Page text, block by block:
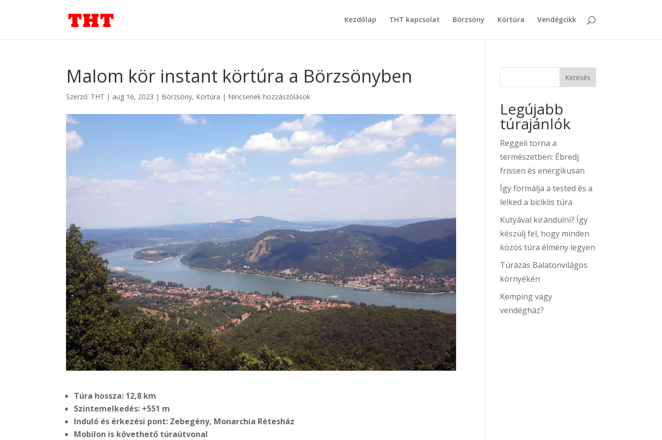
Kezdőlap THT kapcsolat Börzsöny Körtúra Vendégcikk
Malom kör instant körtúra a Börzsönyben
Szerző: THT | aug 16, 2023 | Börzsöny, Körtúra | Nincsenek hozzászólások
Túra hossza: 12,8 km
Szintemelkedés: +551 m
Induló és érkezési pont: Zebegény, Monarchia Rétesház
Mobilon is követhető túraútvonal
Keresés
Legújabb
túrajánlók
Reggeli torna a
természetben: Ébredj
frissen és energikusan
Így formálja a tested és a
lelked a biciklis túra
Kutyával kirándulni? Így
készülj fel, hogy minden
közös túra élmény legyen
Túrázás Balatonvilágos
környékén
Kemping vagy
vendégház?